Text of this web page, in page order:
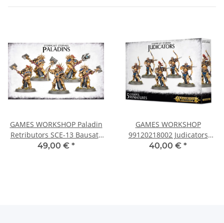
GAMES WORKSHOP Paladin
Retributors SCE-13 Bausatz
99120218005
49,00 € *
GAMES WORKSHOP
99120218002 Judicators
SCE-14
40,00 € *